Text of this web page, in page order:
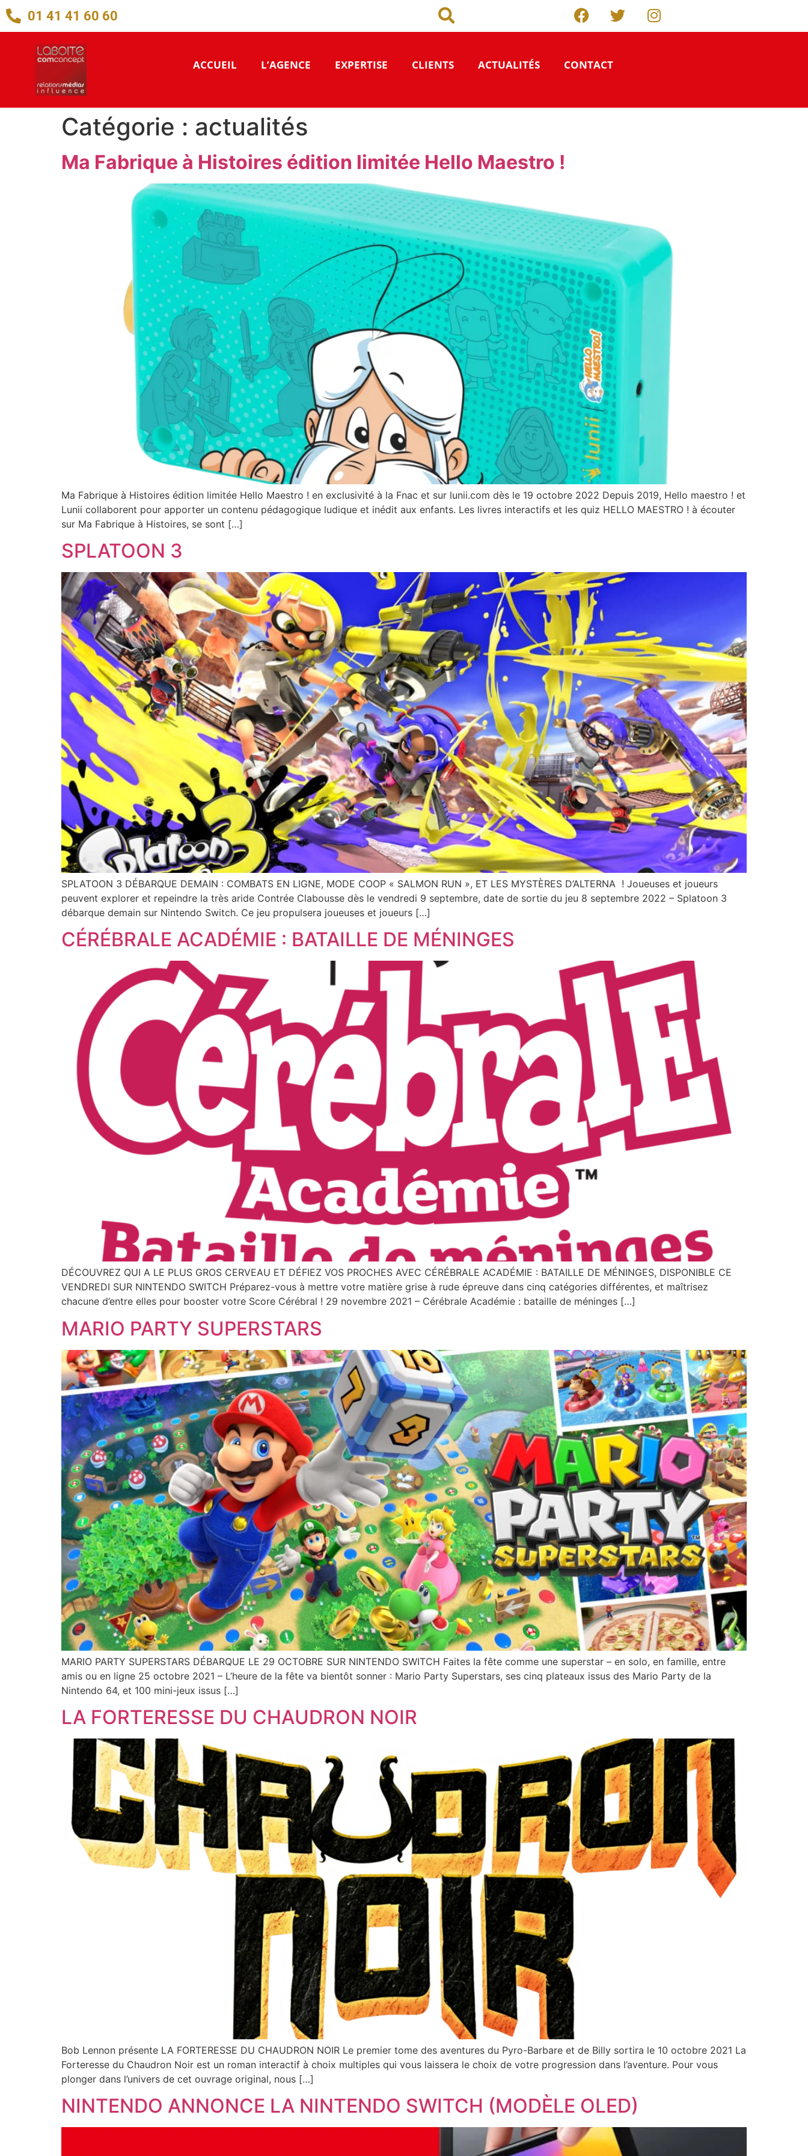
01 41 41 60 60
ACCUEIL L’AGENCE EXPERTISE CLIENTS ACTUALITÉS CONTACT
Catégorie : actualités
Ma Fabrique à Histoires édition limitée Hello Maestro !
Ma Fabrique à Histoires édition limitée Hello Maestro ! en exclusivité à la Fnac et sur lunii.com dès le 19 octobre 2022 Depuis 2019, Hello maestro ! et
Lunii collaborent pour apporter un contenu pédagogique ludique et inédit aux enfants. Les livres interactifs et les quiz HELLO MAESTRO ! à écouter
sur Ma Fabrique à Histoires, se sont […]
SPLATOON 3
SPLATOON 3 DÉBARQUE DEMAIN : COMBATS EN LIGNE, MODE COOP « SALMON RUN », ET LES MYSTÈRES D’ALTERNA ! Joueuses et joueurs
peuvent explorer et repeindre la très aride Contrée Clabousse dès le vendredi 9 septembre, date de sortie du jeu 8 septembre 2022 – Splatoon 3
débarque demain sur Nintendo Switch. Ce jeu propulsera joueuses et joueurs […]
CÉRÉBRALE ACADÉMIE : BATAILLE DE MÉNINGES
DÉCOUVREZ QUI A LE PLUS GROS CERVEAU ET DÉFIEZ VOS PROCHES AVEC CÉRÉBRALE ACADÉMIE : BATAILLE DE MÉNINGES, DISPONIBLE CE
VENDREDI SUR NINTENDO SWITCH Préparez-vous à mettre votre matière grise à rude épreuve dans cinq catégories différentes, et maîtrisez
chacune d’entre elles pour booster votre Score Cérébral ! 29 novembre 2021 – Cérébrale Académie : bataille de méninges […]
MARIO PARTY SUPERSTARS
MARIO PARTY SUPERSTARS DÉBARQUE LE 29 OCTOBRE SUR NINTENDO SWITCH Faites la fête comme une superstar – en solo, en famille, entre
amis ou en ligne 25 octobre 2021 – L’heure de la fête va bientôt sonner : Mario Party Superstars, ses cinq plateaux issus des Mario Party de la
Nintendo 64, et 100 mini-jeux issus […]
LA FORTERESSE DU CHAUDRON NOIR
Bob Lennon présente LA FORTERESSE DU CHAUDRON NOIR Le premier tome des aventures du Pyro-Barbare et de Billy sortira le 10 octobre 2021 La
Forteresse du Chaudron Noir est un roman interactif à choix multiples qui vous laissera le choix de votre progression dans l’aventure. Pour vous
plonger dans l’univers de cet ouvrage original, nous […]
NINTENDO ANNONCE LA NINTENDO SWITCH (MODÈLE OLED)